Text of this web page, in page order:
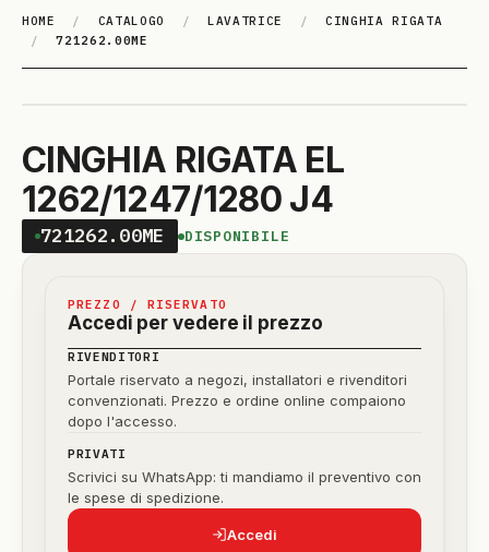
HOME / CATALOGO / LAVATRICE /
CINGHIA RIGATA
/
721262.00ME
CINGHIA RIGATA EL
1262/1247/1280 J4
721262.00ME DISPONIBILE
PREZZO / RISERVATO
Accedi per vedere il prezzo
RIVENDITORI
Portale riservato a negozi, installatori e rivenditori
convenzionati. Prezzo e ordine online compaiono
dopo l'accesso.
PRIVATI
Scrivici su WhatsApp: ti mandiamo il preventivo con
le spese di spedizione.
Accedi